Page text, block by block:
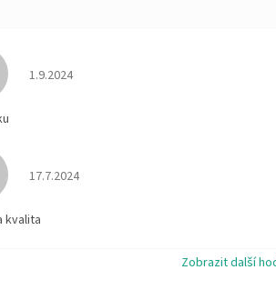
Hodnocení obchodu je 5 z 5 hvězdiček.
1.9.2024
Hodnocení obchodu je 5 z 5 hvězdiček.
17.7.2024
kvalita
Zobrazit další